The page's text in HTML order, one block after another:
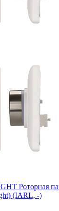
Роторная
(IARL, -)